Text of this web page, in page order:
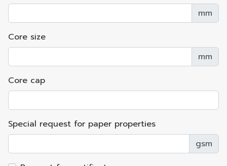
mm
Core size
mm
Core cap
Special request for paper properties
gsm